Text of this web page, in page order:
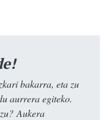
bakarra, eta zu
aurrera egiteko.
Aukera